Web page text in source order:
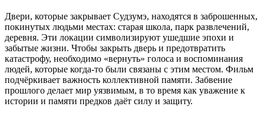
Двери, которые закрывает Судзумэ, находятся в заброшенных,
покинутых людьми местах: старая школа, парк развлечений,
деревня. Эти локации символизируют ушедшие эпохи и
забытые жизни. Чтобы закрыть дверь и предотвратить
катастрофу, необходимо «вернуть» голоса и воспоминания
людей, которые когда-то были связаны с этим местом. Фильм
подчёркивает важность коллективной памяти. Забвение
прошлого делает мир уязвимым, в то время как уважение к
истории и памяти предков даёт силу и защиту.